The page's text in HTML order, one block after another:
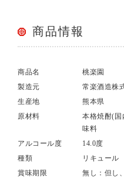
商品情報
商品名
桃楽園
製造元
常楽酒造株
生産地
熊本県
原材料
本格焼酎(国
味料
アルコール度
14.0度
種類
リキュール
賞味期限
無し：但し